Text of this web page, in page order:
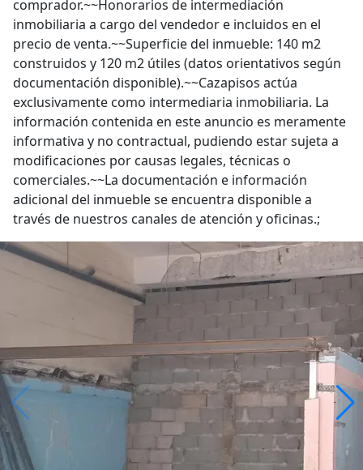
comprador.~~Honorarios de intermediación
inmobiliaria a cargo del vendedor e incluidos en el
precio de venta.~~Superficie del inmueble: 140 m2
construidos y 120 m2 útiles (datos orientativos según
documentación disponible).~~Cazapisos actúa
exclusivamente como intermediaria inmobiliaria. La
información contenida en este anuncio es meramente
informativa y no contractual, pudiendo estar sujeta a
modificaciones por causas legales, técnicas o
comerciales.~~La documentación e información
adicional del inmueble se encuentra disponible a
través de nuestros canales de atención y oficinas.;